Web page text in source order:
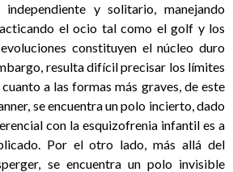
y solitario, manejando
el ocio tal como el golf y los
constituyen el núcleo duro
resulta difícil precisar los límites
a las formas más graves, de este
se encuentra un polo incierto, dado
con la esquizofrenia infantil es a
Por el otro lado, más allá del
se encuentra un polo invisible